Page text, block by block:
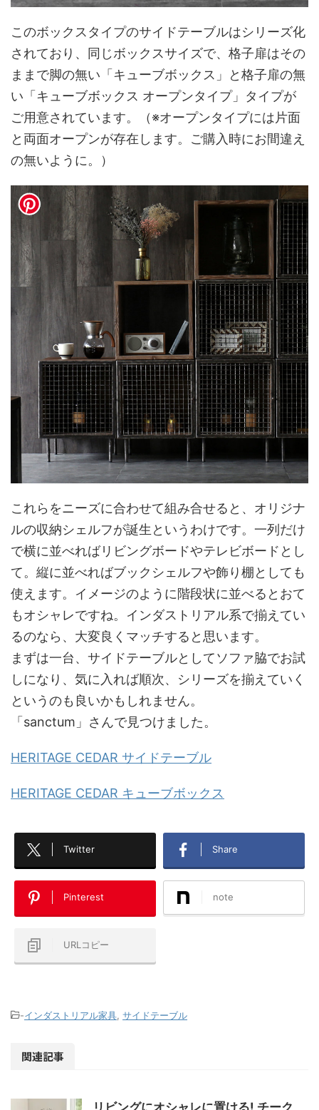
このボックスタイプのサイドテーブルはシリーズ化
されており、同じボックスサイズで、格子扉はその
ままで脚の無い「キューブボックス」と格子扉の無
い「キューブボックス オープンタイプ」タイプが
ご用意されています。（※オープンタイプには片面
と両面オープンが存在します。ご購入時にお間違え
の無いように。）
これらをニーズに合わせて組み合せると、オリジナ
ルの収納シェルフが誕生というわけです。一列だけ
で横に並べればリビングボードやテレビボードとし
て。縦に並べればブックシェルフや飾り棚としても
使えます。イメージのように階段状に並べるとおて
もオシャレですね。インダストリアル系で揃えてい
るのなら、大変良くマッチすると思います。
まずは一台、サイドテーブルとしてソファ脇でお試
しになり、気に入れば順次、シリーズを揃えていく
というのも良いかもしれません。
「sanctum」さんで見つけました。
HERITAGE CEDAR サイドテーブル
HERITAGE CEDAR キューブボックス
Twitter Share
Pinterest note
URLコピー
-インダストリアル家具 サイドテーブル
関連記事
リビングにオシャレに置ける! チーク